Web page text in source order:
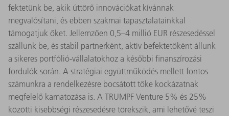
fektetünk be, akik úttörő innovációkat kívánnak
megvalósítani, és ebben szakmai tapasztalatainkkal
támogatjuk őket. Jellemzően 0,5–4 millió EUR részesedéssel
szállunk be, és stabil partnerként, aktív befektetőként állunk
a sikeres portfólió-vállalatokhoz a későbbi finanszírozási
fordulók során. A stratégiai együttműködés mellett fontos
számunkra a rendelkezésre bocsátott tőke kockázatnak
megfelelő kamatozása is. A TRUMPF Venture 5% és 25%
közötti kisebbségi részesedésre törekszik, ami lehetővé teszi